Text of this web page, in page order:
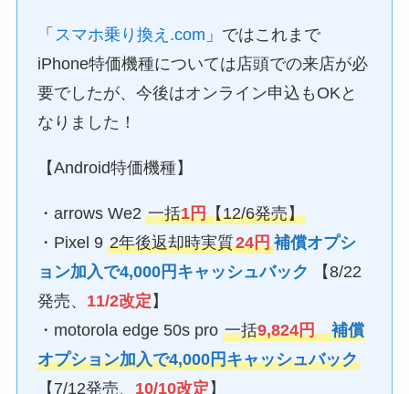
「 スマホ乗り換え.com 」ではこれまで
iPhone特価機種については店頭での来店が必
要でしたが、今後はオンライン申込もOKと
なりました！
【Android特価機種】
・arrows We2一括1円【12/6発売】
・Pixel 92年後返却時実質24円 補償オプシ
ョン加入で4,000円キャッシュバック
【8/22
発売、 11/2改定 】
・motorola edge 50s pro一括9,824円
補償
オプション加入で4,000円キャッシュバック
【7/12発売、 10/10改定 】